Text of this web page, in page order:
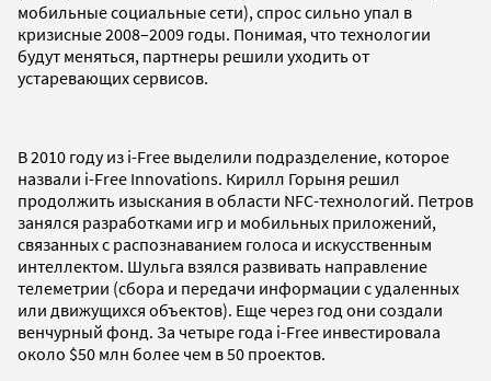
мобильные социальные сети), спрос сильно упал в
кризисные 2008–2009 годы. Понимая, что технологии
будут меняться, партнеры решили уходить от
устаревающих сервисов.
В 2010 году из i-Free выделили подразделение, которое
назвали i-Free Innovations. Кирилл Горыня решил
продолжить изыскания в области NFC-технологий. Петров
занялся разработками игр и мобильных приложений,
связанных с распознаванием голоса и искусственным
интеллектом. Шульга взялся развивать направление
телеметрии (сбора и передачи информации с удаленных
или движущихся объектов). Еще через год они создали
венчурный фонд. За четыре года i-Free инвестировала
около $50 млн более чем в 50 проектов.